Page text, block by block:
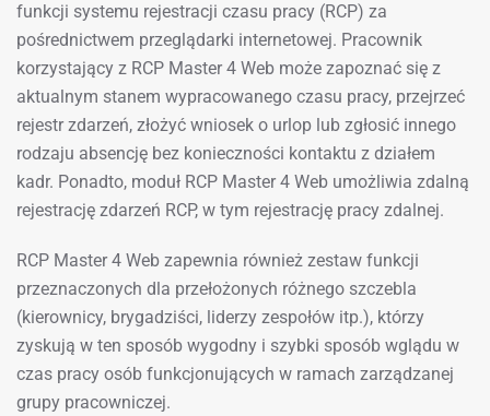
funkcji systemu rejestracji czasu pracy (RCP) za
pośrednictwem przeglądarki internetowej. Pracownik
korzystający z RCP Master 4 Web może zapoznać się z
aktualnym stanem wypracowanego czasu pracy, przejrzeć
rejestr zdarzeń, złożyć wniosek o urlop lub zgłosić innego
rodzaju absencję bez konieczności kontaktu z działem
kadr. Ponadto, moduł RCP Master 4 Web umożliwia zdalną
rejestrację zdarzeń RCP, w tym rejestrację pracy zdalnej.
RCP Master 4 Web zapewnia również zestaw funkcji
przeznaczonych dla przełożonych różnego szczebla
(kierownicy, brygadziści, liderzy zespołów itp.), którzy
zyskują w ten sposób wygodny i szybki sposób wglądu w
czas pracy osób funkcjonujących w ramach zarządzanej
grupy pracowniczej.